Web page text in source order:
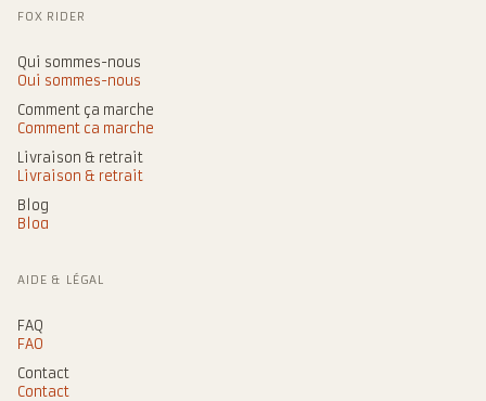
FOX RIDER
Qui sommes-nous
Qui sommes-nous
Comment ça marche
Comment ça marche
Livraison & retrait
Livraison & retrait
Blog
Blog
AIDE & LÉGAL
FAQ
FAQ
Contact
Contact